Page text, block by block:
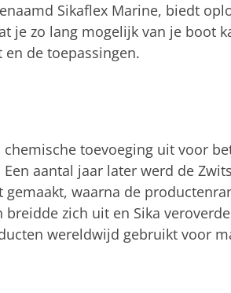
Sikaflex Marine, biedt
je zo lang mogelijk van je boot
de toepassingen.
toevoeging uit voor
aantal jaar later werd de
waarna de
zich uit en Sika
wereldwijd gebruikt voor